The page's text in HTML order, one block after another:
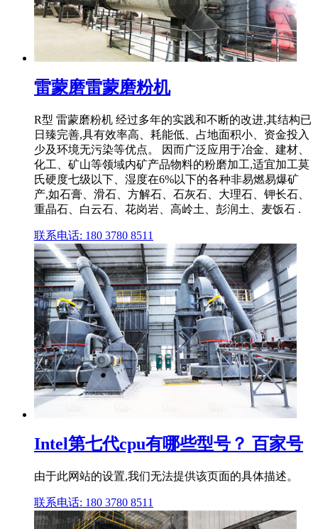
雷蒙磨雷蒙磨粉机
R型 雷蒙磨粉机 经过多年的实践和不断的改进,其结构已
日臻完善,具有效率高、耗能低、占地面积小、资金投入
少及环境无污染等优点。 因而广泛应用于冶金、建材、
化工、矿山等领域内矿产品物料的粉磨加工,适宜加工莫
氏硬度七级以下、湿度在6%以下的各种非易燃易爆矿
产,如石膏、滑石、方解石、石灰石、大理石、钾长石、
重晶石、白云石、花岗岩、高岭土、彭润土、麦饭石 .
联系电话: 180 3780 8511
Intel第七代cpu有哪些型号？ 百家号
由于此网站的设置,我们无法提供该页面的具体描述。
联系电话: 180 3780 8511